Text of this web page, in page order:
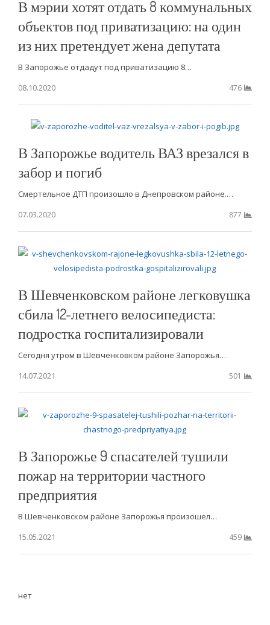
В мэрии хотят отдать 8 коммунальных
объектов под приватизацию: на один
из них претендует жена депутата
В Запорожье отдадут под приватизацию 8…
08.10.2020
476
В Запорожье водитель ВАЗ врезался в
забор и погиб
Смертельное ДТП произошло в Днепровском районе.…
07.03.2020
877
В Шевченковском районе легковушка
сбила 12-летнего велосипедиста:
подростка госпитализировали
Сегодня утром в Шевченковком районе Запорожья…
14.07.2021
501
В Запорожье 9 спасателей тушили
пожар на территории частного
предприятия
В Шевченковском районе Запорожья произошел…
15.05.2021
459
нет